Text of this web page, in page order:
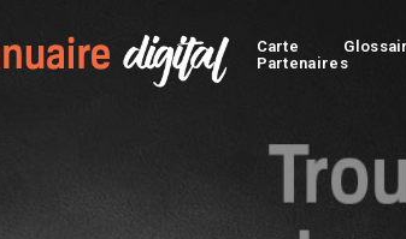
Carte
Partenaires